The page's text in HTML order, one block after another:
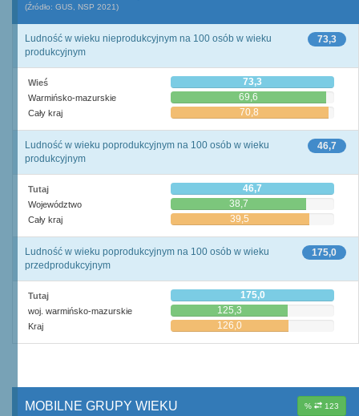
(Źródło: GUS, NSP 2021)
73,3
Ludność w wieku nieprodukcyjnym na 100 osób w wieku
produkcyjnym
Wieś 73,3
Warmińsko-mazurskie 69,6
Cały kraj 70,8
46,7
Ludność w wieku poprodukcyjnym na 100 osób w wieku
produkcyjnym
Tutaj 46,7
Województwo 38,7
Cały kraj 39,5
175,0
Ludność w wieku poprodukcyjnym na 100 osób w wieku
przedprodukcyjnym
Tutaj 175,0
woj. warmińsko-mazurskie 125,3
Kraj 126,0
% 123
MOBILNE GRUPY WIEKU